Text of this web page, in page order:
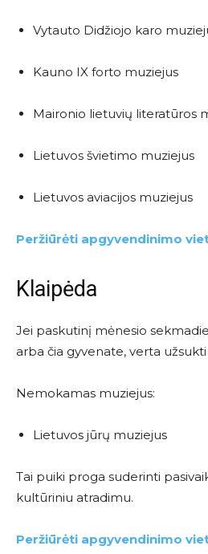
Vytauto Didžiojo karo
Kauno IX forto muziejus
Maironio lietuvių literatūros
Lietuvos švietimo muziejus
Lietuvos aviacijos muziejus
Peržiūrėti apgyvendinimo
Klaipėda
Jei paskutinį mėnesio
arba čia gyvenate, verta
Nemokamas muziejus:
Lietuvos jūrų muziejus
Tai puiki proga suderinti
kultūriniu atradimu.
Peržiūrėti apgyvendinimo